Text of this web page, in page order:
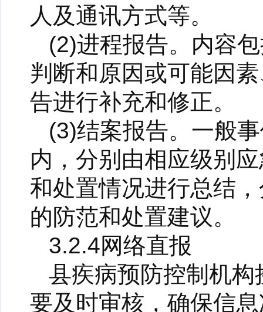
人及通讯方式等。
(2)进程报告。内容
判断和原因或可能因
告进行补充和修正。
(3)结案报告。一般
内，分别由相应级别
和处置情况进行总结
的防范和处置建议。
3.2.4网络直报
县疾病预防控制机
要及时审核，确保信